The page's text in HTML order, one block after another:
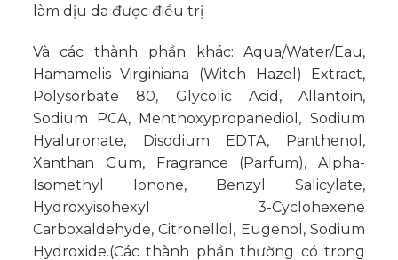
làm dịu da được điều trị
Và các thành phần khác: Aqua/Water/Eau,
Hamamelis Virginiana (Witch Hazel) Extract,
Polysorbate 80, Glycolic Acid, Allantoin,
Sodium PCA, Menthoxypropanediol, Sodium
Hyaluronate, Disodium EDTA, Panthenol,
Xanthan Gum, Fragrance (Parfum), Alpha-
Isomethyl Ionone, Benzyl Salicylate,
Hydroxyisohexyl 3-Cyclohexene
Carboxaldehyde, Citronellol, Eugenol, Sodium
Hydroxide.(Các thành phần thường có trong